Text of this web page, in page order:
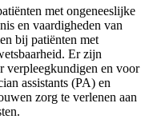
met ongeneeslijke
en vaardigheden van
bij patiënten met
Er zijn
verpleegkundigen en voor
assistants (PA) en
zorg te verlenen aan